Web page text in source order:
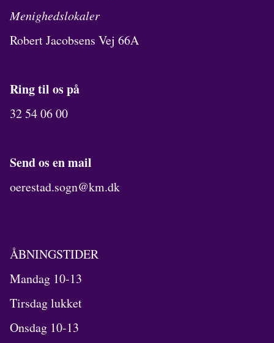
Menighedslokaler
Robert Jacobsens Vej 66A
Ring til os på
32 54 06 00
Send os en mail
oerestad.sogn@km.dk
ÅBNINGSTIDER
Mandag 10-13
Tirsdag lukket
Onsdag 10-13